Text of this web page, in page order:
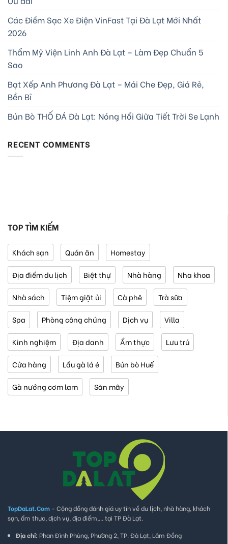
Các Điểm Sạc Xe Điện VinFast Tại Đà Lạt Mới Nhất
2026
Thẩm Mỹ Viện Linh Anh Đà Lạt – Làm Đẹp Chuẩn 5
Sao
Bạt Xếp Anh Phương Đà Lạt – Mái Che Đẹp, Giá Rẻ,
Bền Bỉ
Bún Bò THỐ ĐÁ Đà Lạt: Nóng Hổi Giữa Tiết Trời Se Lạnh
RECENT COMMENTS
TOP TÌM KIẾM
Khách sạn Quán ăn Homestay
Địa điểm du lịch Biệt thự Nhà hàng Nha khoa
Nhà sách Tiệm giặt ủi Cà phê Trà sữa
Spa Phòng công chứng Dịch vụ Villa
Kinh nghiệm Địa danh Ẩm thực Lưu trú
Cửa hàng Lẩu gà lá é Bún bò Huế
Gà nướng cơm lam Săn mây
TopDaLat.Com - Cộng đồng đánh giá uy tín về du lịch, nhà hàng, khách
sạn, ẩm thực, dịch vụ, địa điểm,... tại TP Đà Lạt.
Địa chỉ: Phan Đình Phùng, Phường 2, TP. Đà Lạt, Lâm Đồng